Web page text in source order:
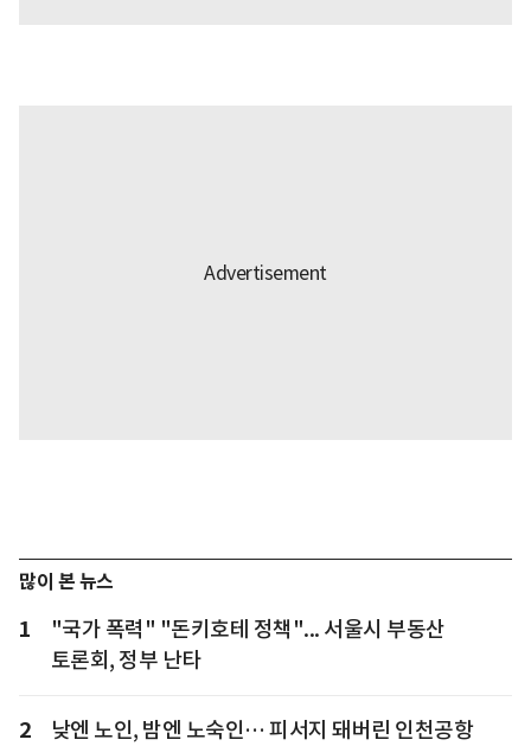
많이 본 뉴스
1
"국가 폭력" "돈키호테 정책"... 서울시 부동산
토론회, 정부 난타
2 낮엔 노인, 밤엔 노숙인… 피서지 돼버린 인천공항